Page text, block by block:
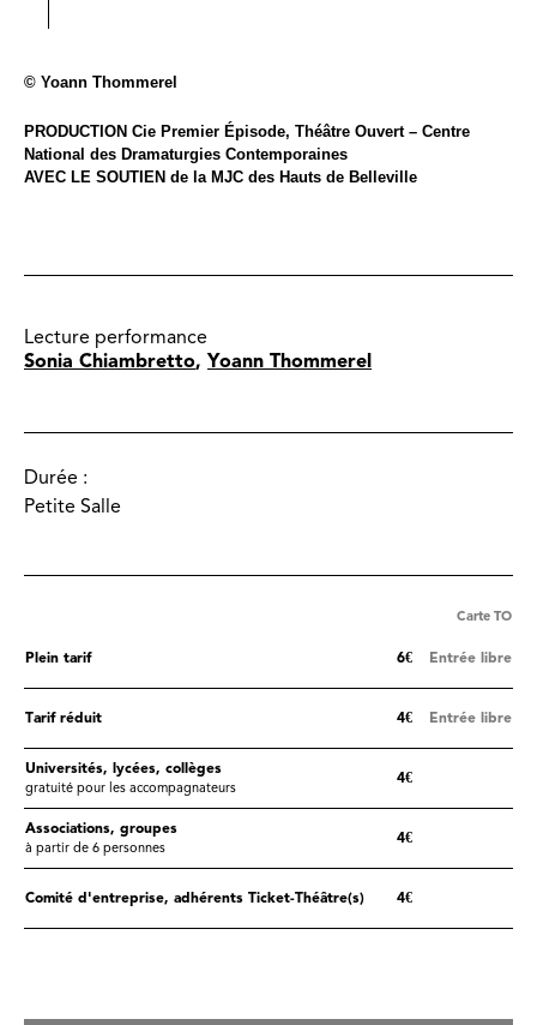
© Yoann Thommerel
PRODUCTION Cie Premier Épisode, Théâtre Ouvert – Centre
National des Dramaturgies Contemporaines
AVEC LE SOUTIEN de la MJC des Hauts de Belleville
Lecture performance
Sonia Chiambretto, Yoann Thommerel
Durée :
Petite Salle
Carte TO
Plein tarif 6€ Entrée libre
Tarif réduit 4€ Entrée libre
Universités, lycées, collèges
gratuité pour les accompagnateurs
4€
Associations, groupes
à partir de 6 personnes
4€
Comité d'entreprise, adhérents Ticket-Théâtre(s) 4€